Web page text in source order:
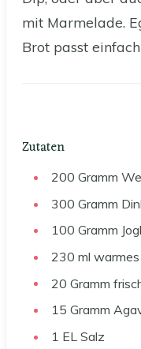
mit Marmelade.
Brot passt
Zutaten
200 Gramm
300 Gramm
100 Gramm
230 ml
20 Gramm
15 Gramm
1 EL Salz